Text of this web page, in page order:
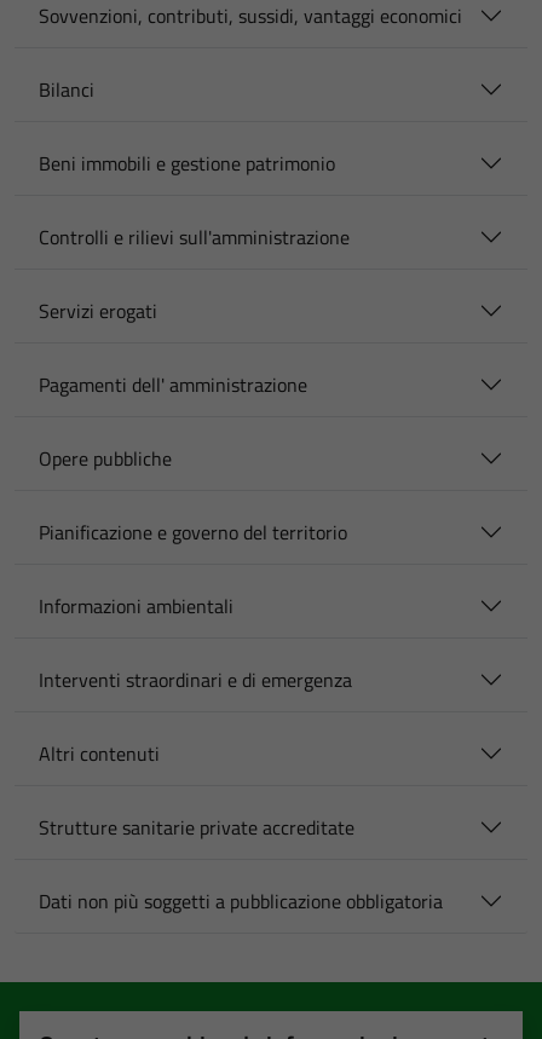
Sovvenzioni, contributi, sussidi, vantaggi economici
Bilanci
Beni immobili e gestione patrimonio
Controlli e rilievi sull'amministrazione
Servizi erogati
Pagamenti dell' amministrazione
Opere pubbliche
Pianificazione e governo del territorio
Informazioni ambientali
Interventi straordinari e di emergenza
Altri contenuti
Strutture sanitarie private accreditate
Dati non più soggetti a pubblicazione obbligatoria